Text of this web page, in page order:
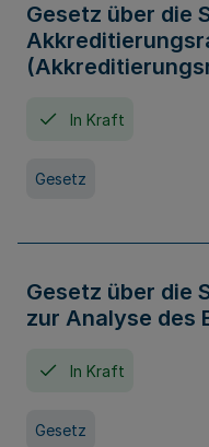
Gesetz über die
In Kraft
Gesetz
Gesetz über die
zur Analyse des
In Kraft
Gesetz